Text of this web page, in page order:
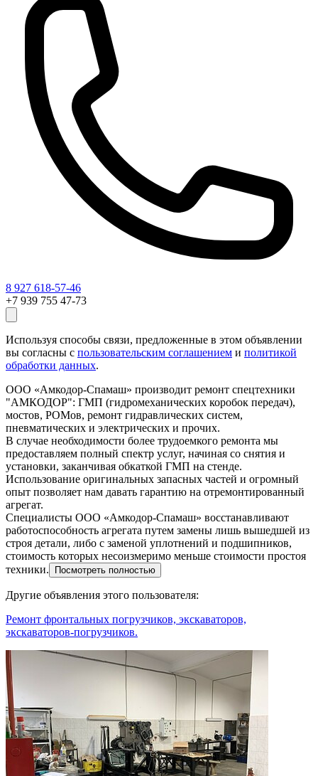
8 927 618-57-46
+7 939 755 47-73
Используя способы связи, предложенные в этом объявлении
вы согласны с пользовательским соглашением и политикой
обработки данных.
ООО «Амкодор-Спамаш» производит ремонт спецтехники
"АМКОДОР": ГМП (гидромеханических коробок передач),
мостов, РОМов, ремонт гидравлических систем,
пневматических и электрических и прочих.
В случае необходимости более трудоемкого ремонта мы
предоставляем полный спектр услуг, начиная со снятия и
установки, заканчивая обкаткой ГМП на стенде.
Использование оригинальных запасных частей и огромный
опыт позволяет нам давать гарантию на отремонтированный
агрегат.
Специалисты ООО «Амкодор-Спамаш» восстанавливают
работоспособность агрегата путем замены лишь вышедшей из
строя детали, либо с заменой уплотнений и подшипников,
стоимость которых несоизмеримо меньше стоимости простоя
техники.
Посмотреть полностью
Другие объявления этого пользователя:
Ремонт фронтальных погрузчиков, экскаваторов,
экскаваторов-погрузчиков.